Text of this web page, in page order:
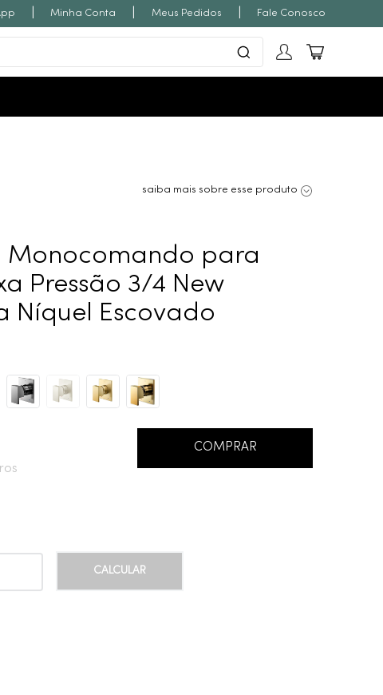
Minha Conta Meus Pedidos Fale Conosco
saiba mais sobre esse produto
Monocomando para
Pressão 3/4 New
Níquel Escovado
COMPRAR